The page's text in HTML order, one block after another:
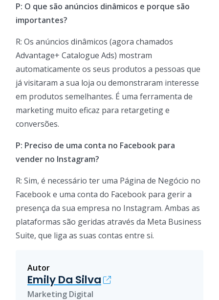
P: O que são anúncios dinâmicos e porque são
importantes?
R: Os anúncios dinâmicos (agora chamados
Advantage+ Catalogue Ads) mostram
automaticamente os seus produtos a pessoas que
já visitaram a sua loja ou demonstraram interesse
em produtos semelhantes. É uma ferramenta de
marketing muito eficaz para retargeting e
conversões.
P: Preciso de uma conta no Facebook para
vender no Instagram?
R: Sim, é necessário ter uma Página de Negócio no
Facebook e uma conta do Facebook para gerir a
presença da sua empresa no Instagram. Ambas as
plataformas são geridas através da Meta Business
Suite, que liga as suas contas entre si.
Autor
Emily Da Silva
Marketing Digital